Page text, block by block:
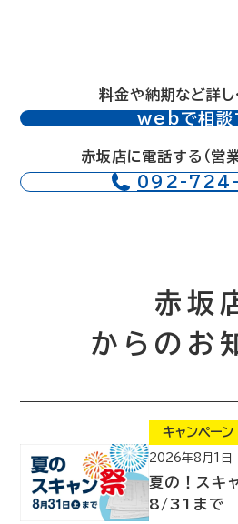
料金や納期など詳し
webで相談
赤坂店に電話する（営
092-
赤坂
からのお
キャンペーン
2026年8月1日
夏の！スキ
8/31まで